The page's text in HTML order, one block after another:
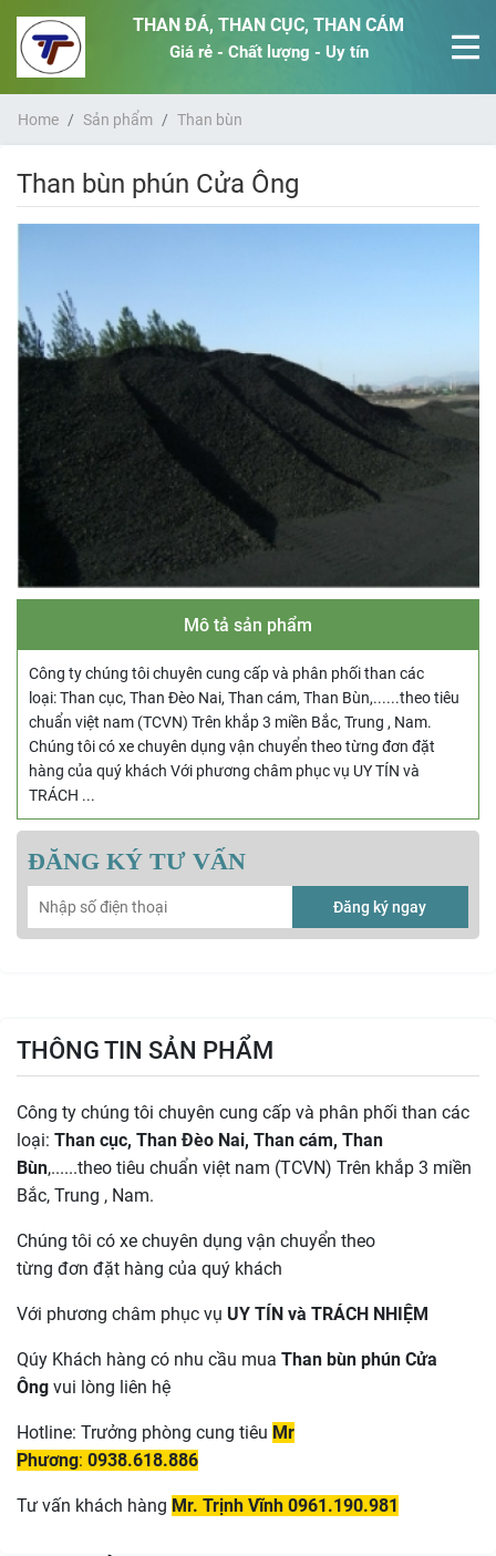
THAN ĐÁ, THAN CỤC, THAN CÁM
Giá rẻ - Chất lượng - Uy tín
Home Sản phẩm Than bùn
Than bùn phún Cửa Ông
Mô tả sản phẩm
Công ty chúng tôi chuyên cung cấp và phân phối than các
loại: Than cục, Than Đèo Nai, Than cám, Than Bùn,......theo tiêu
chuẩn việt nam (TCVN) Trên khắp 3 miền Bắc, Trung , Nam.
Chúng tôi có xe chuyên dụng vận chuyển theo từng đơn đặt
hàng của quý khách Với phương châm phục vụ UY TÍN và
TRÁCH ...
ĐĂNG KÝ TƯ VẤN
Đăng ký ngay
THÔNG TIN SẢN PHẨM
Công ty chúng tôi chuyên cung cấp và phân phối than các
loại: Than cục, Than Đèo Nai, Than cám, Than
Bùn,......theo tiêu chuẩn việt nam (TCVN) Trên khắp 3 miền
Bắc, Trung , Nam.
Chúng tôi có xe chuyên dụng vận chuyển theo
từng đơn đặt hàng của quý khách
Với phương châm phục vụ UY TÍN và TRÁCH NHIỆM
Qúy Khách hàng có nhu cầu mua Than bùn phún Cửa
Ông vui lòng liên hệ
Hotline: Trưởng phòng cung tiêu Mr
Phương: 0938.618.886
Tư vấn khách hàng Mr. Trịnh Vĩnh 0961.190.981